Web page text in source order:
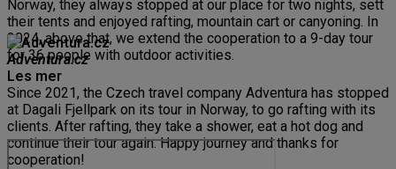
Norway, they always stopped at our place for two nights, sett
their tents and enjoyed rafting, mountain cart or canyoning. In
2024, above that, we extend the cooperation to a 9-day tour
for 36 people with outdoor activities.
Adventura.cz
Les mer
Since 2021, the Czech travel company Adventura has stopped
at Dagali Fjellpark on its tour in Norway, to go rafting with its
clients. After rafting, they take a shower, eat a hot dog and
continue their tour again. Happy journey and thanks for
cooperation!